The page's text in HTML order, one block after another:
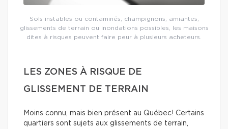
Sols instables ou contaminés, champignons, amiantes,
glissements de terrain ou inondations possibles, les maisons
dites à risques peuvent faire peur à plusieurs acheteurs.
LES ZONES À RISQUE DE
GLISSEMENT DE TERRAIN
Moins connu, mais bien présent au Québec! Certains
quartiers sont sujets aux glissements de terrain,